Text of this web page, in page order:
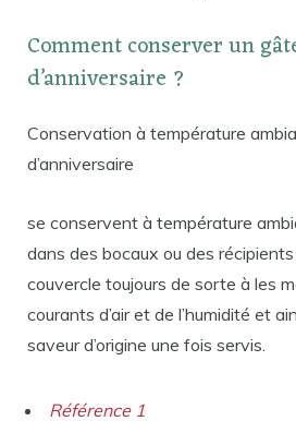
Comment conserver un
d’anniversaire ?
Conservation à température
d’anniversaire
se conservent à température
dans des bocaux ou des
couvercle toujours de sorte à les
courants d’air et de l’humidité et
saveur d’origine une fois servis.
Référence 1